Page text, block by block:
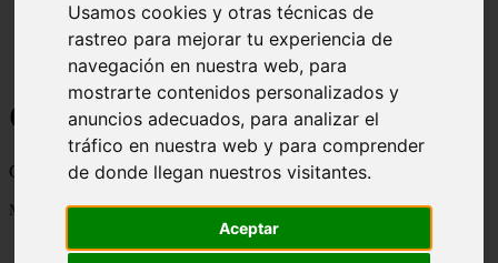
Usamos cookies y otras técnicas de
rastreo para mejorar tu experiencia de
navegación en nuestra web, para
mostrarte contenidos personalizados y
anuncios adecuados, para analizar el
tráfico en nuestra web y para comprender
de donde llegan nuestros visitantes.
Aceptar
Curiosidades y Sabias que
Cosas curiosas, curiosidades, noticias impactantes y mucho mas
Mostrando 1 - 24 de 2833 artículos